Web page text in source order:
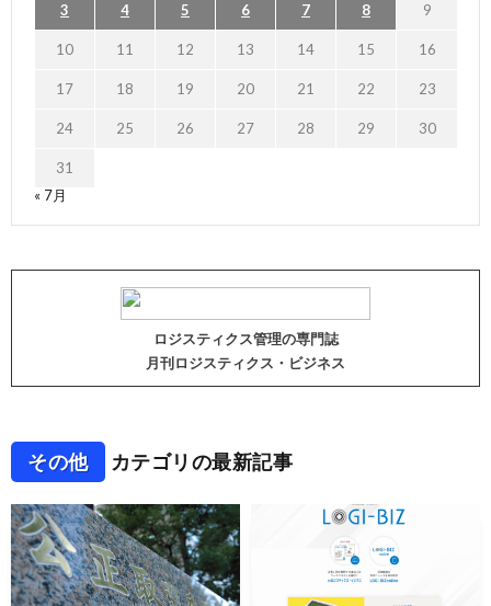
3 4 5 6 7 8 9
10 11 12 13 14 15 16
17 18 19 20 21 22 23
24 25 26 27 28 29 30
31
« 7月
ロジスティクス管理の専門誌
月刊ロジスティクス・ビジネス
その他 カテゴリの最新記事